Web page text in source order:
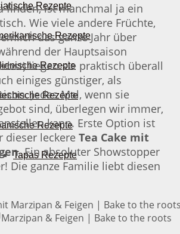
Rezepte
Rezepte
Rezepte
Rezepte
Rezepte
Tapas Rezepte
finden, ist manchmal ja ein
Wie viele andere Früchte,
das ganze Jahr über
der Hauptsaison
liegen sie praktisch überall
einiges günstiger, als
Jedes Mal, wenn sie
sind, überlegen wir immer,
kann. Erste Option ist
dieser leckere Tea Cake mit
. Ein absoluter Showstopper
Die ganze Familie liebt diesen
Marzipan & Feigen | Bake to the roots